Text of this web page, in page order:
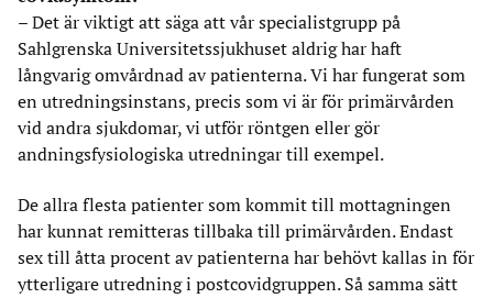
– Det är viktigt att säga att vår specialistgrupp på
Sahlgrenska Universitetssjukhuset aldrig har haft
långvarig omvårdnad av patienterna. Vi har fungerat som
en utredningsinstans, precis som vi är för primärvården
vid andra sjukdomar, vi utför röntgen eller gör
andningsfysiologiska utredningar till exempel.
De allra flesta patienter som kommit till mottagningen
har kunnat remitteras tillbaka till primärvården. Endast
sex till åtta procent av patienterna har behövt kallas in för
ytterligare utredning i postcovidgruppen. Så samma sätt